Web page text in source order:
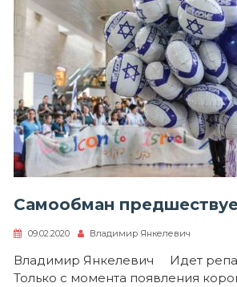
Самообман
09.02.2020 Владимир Янкелевич
Владимир Янкелевич Идет
Только с момента появления